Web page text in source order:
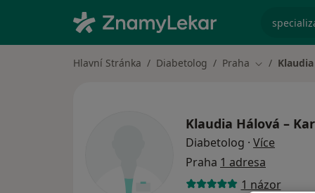
Hlavní Stránka Diabetolog Praha Změna
Klaudia Hálová –
Diabetolog · Více
Praha 1 adresa
1 názor